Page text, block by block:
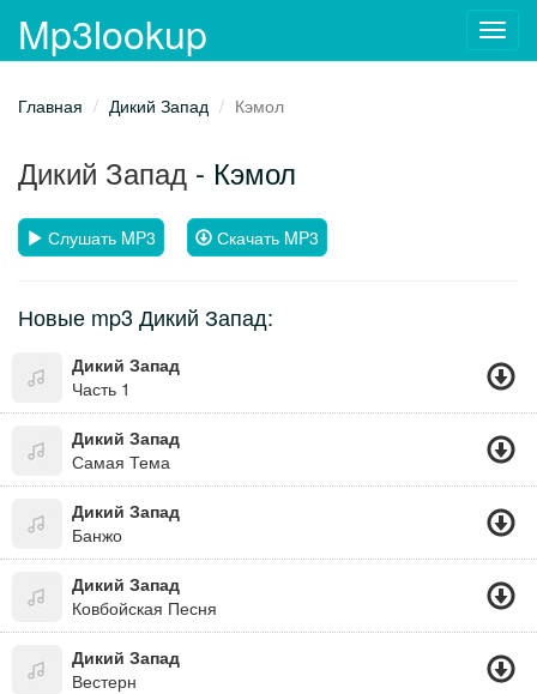
Mp3lookup
Главная Дикий Запад Кэмол
Дикий Запад - Кэмол
Слушать MP3 Скачать MP3
Новые mp3 Дикий Запад:
Дикий Запад
Часть 1
Дикий Запад
Самая Тема
Дикий Запад
Банжо
Дикий Запад
Ковбойская Песня
Дикий Запад
Вестерн